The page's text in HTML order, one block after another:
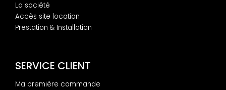
La société
Accès site location
Prestation & Installation
SERVICE CLIENT
Ma première commande